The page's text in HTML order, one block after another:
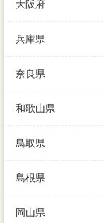
大阪府
兵庫県
奈良県
和歌山県
鳥取県
島根県
岡山県